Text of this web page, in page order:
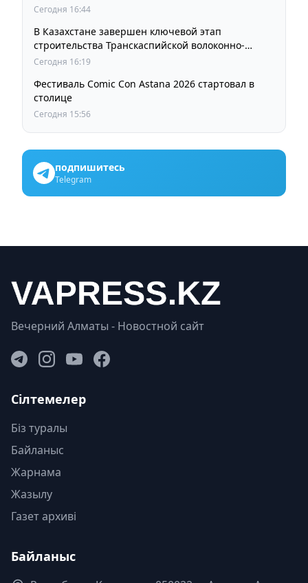
Сегодня 16:44
В Казахстане завершен ключевой этап
строительства Транскаспийской волоконно-
оптической линии связи
Сегодня 16:19
Фестиваль Comic Con Astana 2026 стартовал в
столице
Сегодня 15:56
подпишитесь
Telegram
Вечерний Алматы - Новостной сайт
Сілтемелер
Біз туралы
Байланыс
Жарнама
Жазылу
Газет архиві
Байланыс